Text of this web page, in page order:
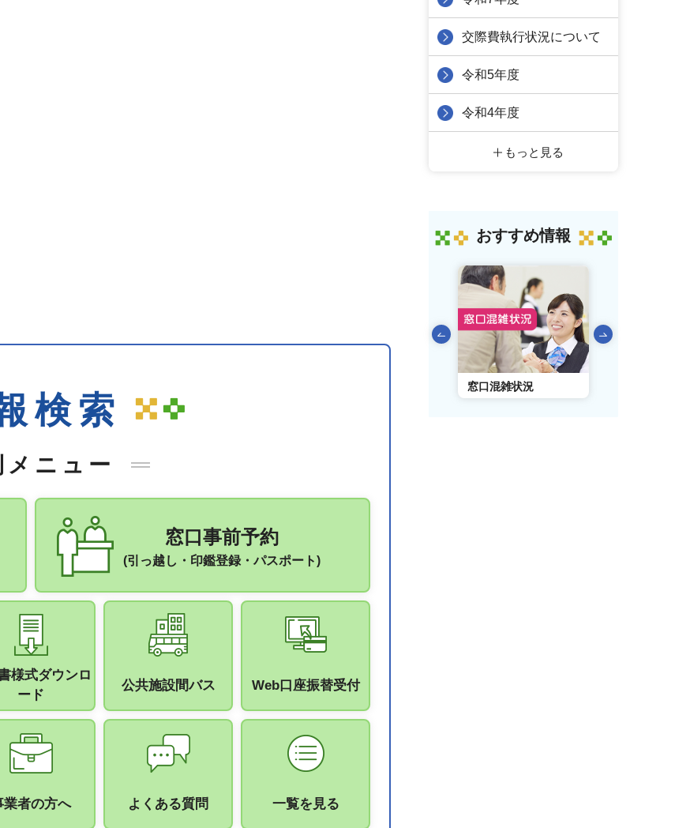
検索
メニュー
窓口事前予約
(引っ越し・印鑑登録・パスポート)
様式ダウンロ
ード
公共施設間バス Web口座振替受付
業者の方へ よくある質問 一覧を見る
交際費執行状況について
令和5年度
令和4年度
もっと見る
おすすめ情報
前のスライドを表示
窓口混雑状況